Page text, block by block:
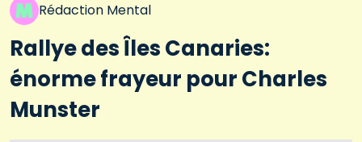
Rédaction Mental
Rallye des Îles Canaries:
énorme frayeur pour Charles
Munster